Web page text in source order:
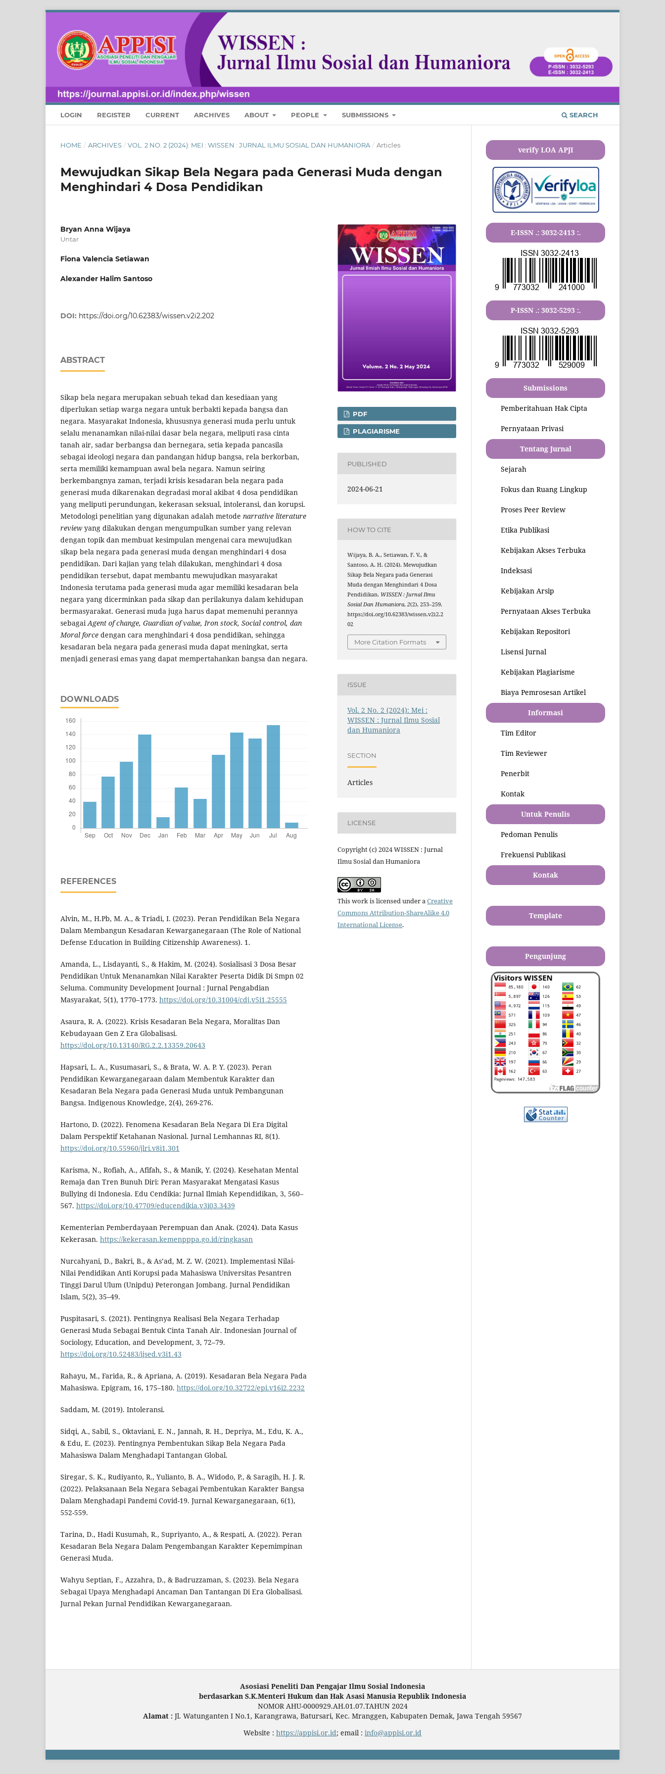
LOGIN REGISTER CURRENT ARCHIVES ABOUT PEOPLE SUBMISSIONS SEARCH
HOME / ARCHIVES / VOL. 2 NO. 2 (2024): MEI : WISSEN : JURNAL ILMU SOSIAL DAN HUMANIORA / Articles
Mewujudkan Sikap Bela Negara pada Generasi Muda dengan
Menghindari 4 Dosa Pendidikan
Bryan Anna Wijaya
Untar
Fiona Valencia Setiawan
Alexander Halim Santoso
DOI: https://doi.org/10.62383/wissen.v2i2.202
ABSTRACT
Sikap bela negara merupakan sebuah tekad dan kesediaan yang
diperlukan setiap warga negara untuk berbakti kepada bangsa dan
negara. Masyarakat Indonesia, khususnya generasi muda perlu untuk
selalu menanamkan nilai-nilai dasar bela negara, meliputi rasa cinta
tanah air, sadar berbangsa dan bernegara, setia kepada pancasila
sebagai ideologi negara dan pandangan hidup bangsa, rela berkorban,
serta memiliki kemampuan awal bela negara. Namun seiring
berkembangnya zaman, terjadi krisis kesadaran bela negara pada
generasi muda dikarenakan degradasi moral akibat 4 dosa pendidikan
yang meliputi perundungan, kekerasan seksual, intoleransi, dan korupsi.
Metodologi penelitian yang digunakan adalah metode narrative literature
reviewyang dilakukan dengan mengumpulkan sumber yang relevan
dengan topik dan membuat kesimpulan mengenai cara mewujudkan
sikap bela negara pada generasi muda dengan menghindari 4 dosa
pendidikan. Dari kajian yang telah dilakukan, menghindari 4 dosa
pendidikan tersebut, dapat membantu mewujudkan masyarakat
Indonesia terutama pada generasi muda agar memiliki kesadaran bela
negara yang dicerminkan pada sikap dan perilakunya dalam kehidupan
bermasyarakat. Generasi muda juga harus dapat memenuhi perannya
sebagai Agent of change, Guardian of value, Iron stock, Social control, dan
Moral force dengan cara menghindari 4 dosa pendidikan, sehingga
kesadaran bela negara pada generasi muda dapat meningkat, serta
menjadi generasi emas yang dapat mempertahankan bangsa dan negara.
DOWNLOADS
REFERENCES
Alvin, M., H.Pb, M. A., & Triadi, I. (2023). Peran Pendidikan Bela Negara
Dalam Membangun Kesadaran Kewarganegaraan (The Role of National
Defense Education in Building Citizenship Awareness). 1.
Amanda, L., Lisdayanti, S., & Hakim, M. (2024). Sosialisasi 3 Dosa Besar
Pendidikan Untuk Menanamkan Nilai Karakter Peserta Didik Di Smpn 02
Seluma. Community Development Journal : Jurnal Pengabdian
Masyarakat, 5(1), 1770–1773. https://doi.org/10.31004/cdj.v5i1.25555
Asaura, R. A. (2022). Krisis Kesadaran Bela Negara, Moralitas Dan
Kebudayaan Gen Z Era Globalisasi.
https://doi.org/10.13140/RG.2.2.13359.20643
Hapsari, L. A., Kusumasari, S., & Brata, W. A. P. Y. (2023). Peran
Pendidikan Kewarganegaraan dalam Membentuk Karakter dan
Kesadaran Bela Negara pada Generasi Muda untuk Pembangunan
Bangsa. Indigenous Knowledge, 2(4), 269-276.
Hartono, D. (2022). Fenomena Kesadaran Bela Negara Di Era Digital
Dalam Perspektif Ketahanan Nasional. Jurnal Lemhannas RI, 8(1).
https://doi.org/10.55960/jlri.v8i1.301
Karisma, N., Rofiah, A., Afifah, S., & Manik, Y. (2024). Kesehatan Mental
Remaja dan Tren Bunuh Diri: Peran Masyarakat Mengatasi Kasus
Bullying di Indonesia. Edu Cendikia: Jurnal Ilmiah Kependidikan, 3, 560–
567. https://doi.org/10.47709/educendikia.v3i03.3439
Kementerian Pemberdayaan Perempuan dan Anak. (2024). Data Kasus
Kekerasan. https://kekerasan.kemenpppa.go.id/ringkasan
Nurcahyani, D., Bakri, B., & As’ad, M. Z. W. (2021). Implementasi Nilai-
Nilai Pendidikan Anti Korupsi pada Mahasiswa Universitas Pesantren
Tinggi Darul Ulum (Unipdu) Peterongan Jombang. Jurnal Pendidikan
Islam, 5(2), 35–49.
Puspitasari, S. (2021). Pentingnya Realisasi Bela Negara Terhadap
Generasi Muda Sebagai Bentuk Cinta Tanah Air. Indonesian Journal of
Sociology, Education, and Development, 3, 72–79.
https://doi.org/10.52483/ijsed.v3i1.43
Rahayu, M., Farida, R., & Apriana, A. (2019). Kesadaran Bela Negara Pada
Mahasiswa. Epigram, 16, 175–180. https://doi.org/10.32722/epi.v16i2.2232
Saddam, M. (2019). Intoleransi.
Sidqi, A., Sabil, S., Oktaviani, E. N., Jannah, R. H., Depriya, M., Edu, K. A.,
& Edu, E. (2023). Pentingnya Pembentukan Sikap Bela Negara Pada
Mahasiswa Dalam Menghadapi Tantangan Global.
Siregar, S. K., Rudiyanto, R., Yulianto, B. A., Widodo, P., & Saragih, H. J. R.
(2022). Pelaksanaan Bela Negara Sebagai Pembentukan Karakter Bangsa
Dalam Menghadapi Pandemi Covid-19. Jurnal Kewarganegaraan, 6(1),
552-559.
Tarina, D., Hadi Kusumah, R., Supriyanto, A., & Respati, A. (2022). Peran
Kesadaran Bela Negara Dalam Pengembangan Karakter Kepemimpinan
Generasi Muda.
Wahyu Septian, F., Azzahra, D., & Badruzzaman, S. (2023). Bela Negara
Sebagai Upaya Menghadapi Ancaman Dan Tantangan Di Era Globalisasi.
Jurnal Pekan Jurnal Pendidikan Kewarganegaraan.
PDF
PLAGIARISME
PUBLISHED
2024-06-21
HOW TO CITE
Wijaya, B. A., Setiawan, F. V., &
Santoso, A. H. (2024). Mewujudkan
Sikap Bela Negara pada Generasi
Muda dengan Menghindari 4 Dosa
Pendidikan. WISSEN : Jurnal Ilmu
Sosial Dan Humaniora,2(2), 253–259.
https://doi.org/10.62383/wissen.v2i2.2
02
More Citation Formats
ISSUE
Vol. 2 No. 2 (2024): Mei :
WISSEN : Jurnal Ilmu Sosial
dan Humaniora
SECTION
Articles
LICENSE
Copyright (c) 2024 WISSEN : Jurnal
Ilmu Sosial dan Humaniora
This work is licensed under aCreative
Commons Attribution-ShareAlike 4.0
International License.
verify LOA APJI
E-ISSN .: 3032-2413 :.
P-ISSN .: 3032-5293 :.
Submissions
Pemberitahuan Hak Cipta
Pernyataan Privasi
Tentang Jurnal
Sejarah
Fokus dan Ruang Lingkup
Proses Peer Review
Etika Publikasi
Kebijakan Akses Terbuka
Indeksasi
Kebijakan Arsip
Pernyataan Akses Terbuka
Kebijakan Repositori
Lisensi Jurnal
Kebijakan Plagiarisme
Biaya Pemrosesan Artikel
Informasi
Tim Editor
Tim Reviewer
Penerbit
Kontak
Untuk Penulis
Pedoman Penulis
Frekuensi Publikasi
Kontak
Template
Pengunjung
Asosiasi Peneliti Dan Pengajar Ilmu Sosial Indonesia
berdasarkan S.K.Menteri Hukum dan Hak Asasi Manusia Republik Indonesia
NOMOR AHU-0000929.AH.01.07.TAHUN 2024
Alamat : Jl. Watunganten I No.1, Karangrawa, Batursari, Kec. Mranggen, Kabupaten Demak, Jawa Tengah 59567
Website : https://appisi.or.id; email : info@appisi.or.id